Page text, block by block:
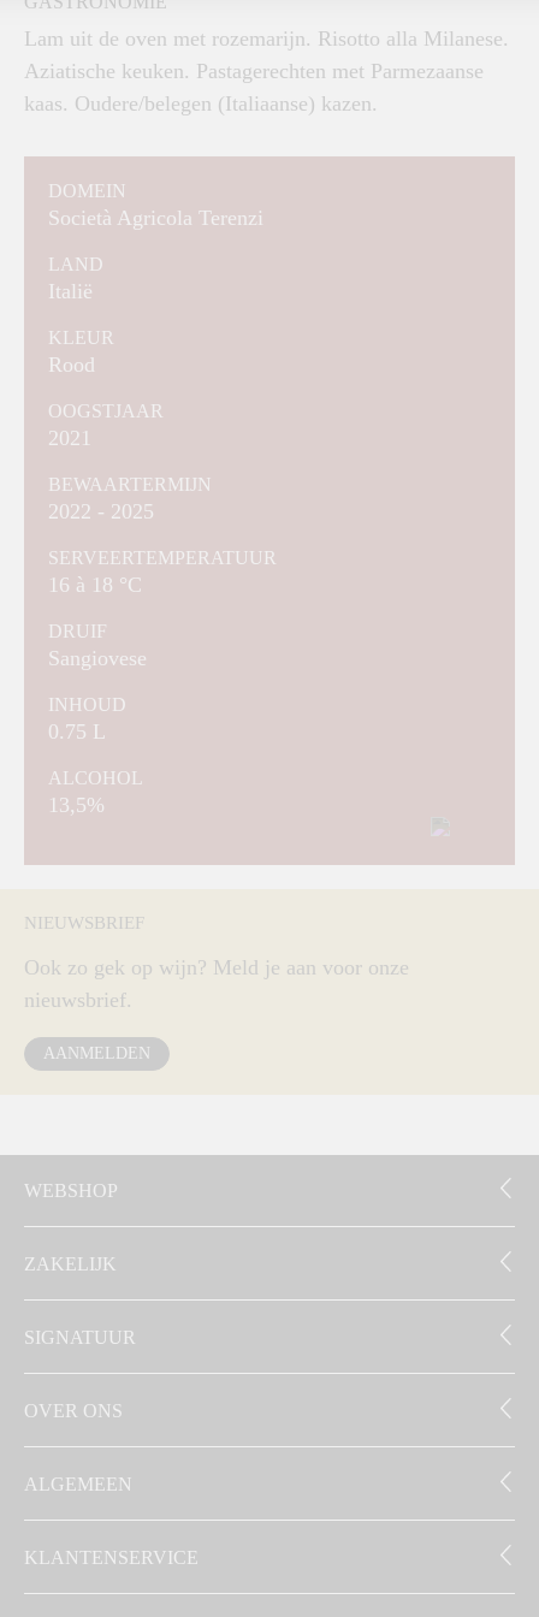
Lam uit de oven met rozemarijn. Risotto alla Milanese.
Aziatische keuken. Pastagerechten met Parmezaanse
kaas. Oudere/belegen (Italiaanse) kazen.
DOMEIN
Società Agricola Terenzi
LAND
Italië
KLEUR
Rood
OOGSTJAAR
2021
BEWAARTERMIJN
2022 - 2025
SERVEERTEMPERATUUR
16 à 18 °C
DRUIF
Sangiovese
INHOUD
0.75 L
ALCOHOL
13,5%
NIEUWSBRIEF
Ook zo gek op wijn? Meld je aan voor onze
nieuwsbrief.
AANMELDEN
WEBSHOP
ZAKELIJK
SIGNATUUR
OVER ONS
ALGEMEEN
KLANTENSERVICE